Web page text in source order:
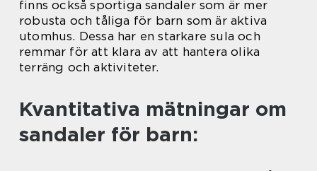
finns också sportiga sandaler som är mer
robusta och tåliga för barn som är aktiva
utomhus. Dessa har en starkare sula och
remmar för att klara av att hantera olika
terräng och aktiviteter.
Kvantitativa mätningar om
sandaler för barn: